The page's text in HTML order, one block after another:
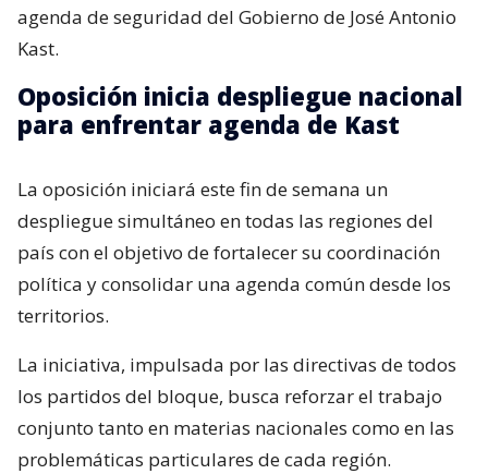
agenda de seguridad del Gobierno de José Antonio
Kast.
Oposición inicia despliegue nacional
para enfrentar agenda de Kast
La oposición iniciará este fin de semana un
despliegue simultáneo en todas las regiones del
país con el objetivo de fortalecer su coordinación
política y consolidar una agenda común desde los
territorios.
La iniciativa, impulsada por las directivas de todos
los partidos del bloque, busca reforzar el trabajo
conjunto tanto en materias nacionales como en las
problemáticas particulares de cada región.